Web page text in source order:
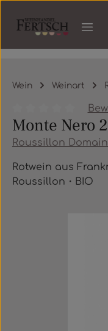
Wein Weinart
Durchschnittliche
Monte Nero
Roussillon
Rotwein aus
Roussillon・BIO
Bildergalerie